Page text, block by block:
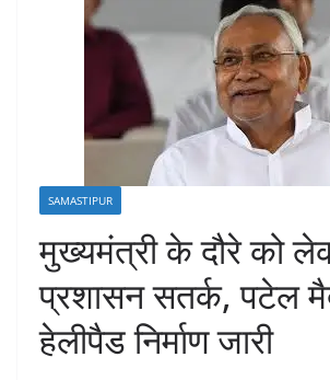
SAMASTIPUR
मुख्यमंत्री के दौरे को
प्रशासन सतर्क, पटेल
हेलीपैड निर्माण जारी